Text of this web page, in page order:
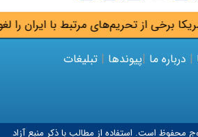
از تحریم‌های مرتبط با ایران را لغو کرد
| درباره ما |پیوندها | تبلیغات
محفوظ است. استفاده از مطالب با ذکر منبع آزاد